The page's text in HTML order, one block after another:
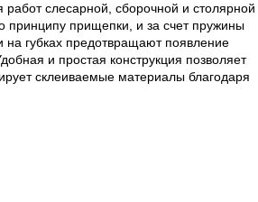
слесарной, сборочной и столярной
принципу прищепки, и за счет пружины
на губках предотвращают появление
и простая конструкция позволяет
склеиваемые материалы благодаря